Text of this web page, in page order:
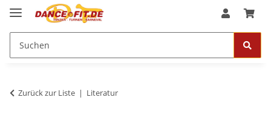
Zurück zur Liste Literatur